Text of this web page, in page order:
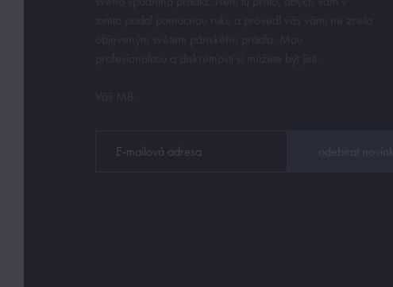
odebírat novinky